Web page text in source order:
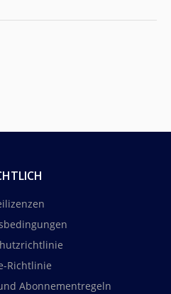
Richtlinie
Abonnementregeln